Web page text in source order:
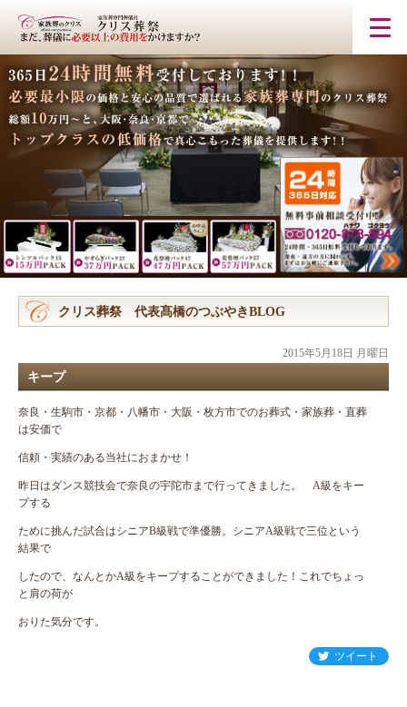
クリス葬祭 代表髙橋のつぶやきBLOG
2015年5月18日 月曜日
キープ
奈良・生駒市・京都・八幡市・大阪・枚方市でのお葬式・家族葬・直葬
は安価で
信頼・実績のある当社におまかせ！
昨日はダンス競技会で奈良の宇陀市まで行ってきました。 A級をキー
プする
ために挑んだ試合はシニアB級戦で準優勝。シニアA級戦で三位という
結果で
したので、なんとかA級をキープすることができました！これでちょっ
と肩の荷が
おりた気分です。
ツイート